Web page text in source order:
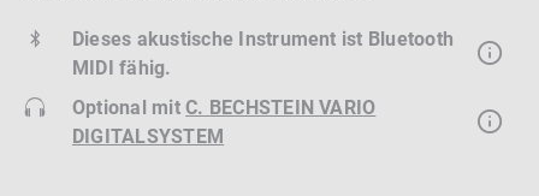
Dieses akustische Instrument ist Bluetooth
MIDI fähig.
Optional mitC. BECHSTEIN VARIO
DIGITALSYSTEM